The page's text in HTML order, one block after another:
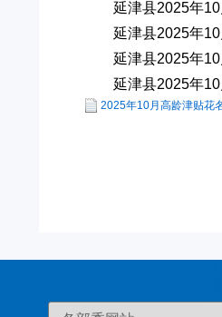
延津县2025年
延津县2025年
延津县2025年
延津县2025年
2025年10月高龄津贴花